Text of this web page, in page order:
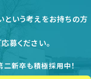
という考えをお持ちの方
募ください。
二新卒も積極採用中！